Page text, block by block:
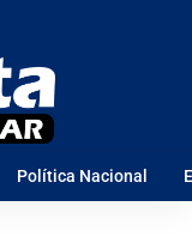
Política Nacional